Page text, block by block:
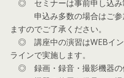
◎ セミナーは事前申し込み
申込み多数の場合はご参
ますのでご了承ください。
◎ 講座中の演習はWEBイン
ラインで実施します。
◎ 録画・録音・撮影機器の